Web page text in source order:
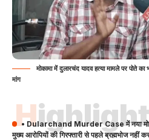
मोकामा में दुलारचंद यादव हत्या मामले पर पोते का
मांग
• Dularchand Murder Case में नया मोड़
मुख्य आरोपियों की गिरफ्तारी से पहले ब्रह्मभोज नहीं